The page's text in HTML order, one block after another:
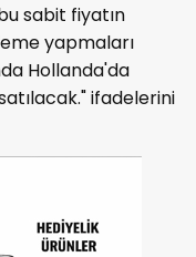
sabit fiyatın
yapmaları
Hollanda'da
ifadelerini